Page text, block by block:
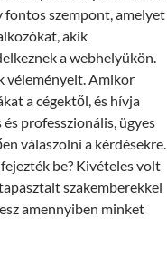
fontos szempont, amelyet
akik
a webhelyükön.
véleményeit. Amikor
a cégektől, és hívja
professzionális, ügyes
válaszolni a kérdésekre.
be? Kivételes volt
szakemberekkel
amennyiben minket